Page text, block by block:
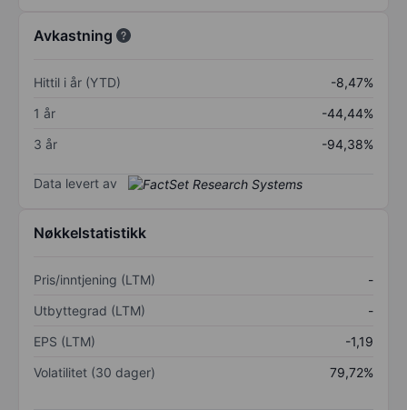
Avkastning
Hittil i år (YTD)
-8,47%
1 år
-44,44%
3 år
-94,38%
Data levert av
Nøkkelstatistikk
Pris/inntjening (LTM)
-
Utbyttegrad (LTM)
-
EPS (LTM)
-1,19
Volatilitet (30 dager)
79,72%